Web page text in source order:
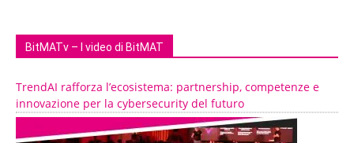
BitMATv – I video di BitMAT
TrendAI rafforza l’ecosistema: partnership, competenze e
innovazione per la cybersecurity del futuro